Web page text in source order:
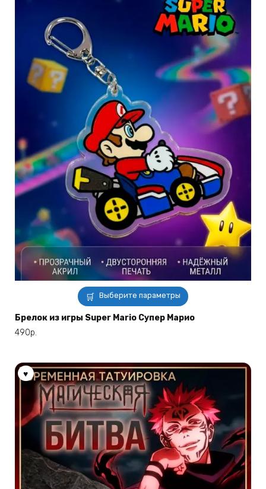
Выберите параметры
Этот
товар
имеет
можно
выбрать
на
странице
товара.
Брелок из игры Super Mario Супер Марио
490р.